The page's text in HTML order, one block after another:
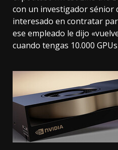
con un investigador sénior
interesado en contratar
ese empleado le dijo
cuando tengas 10.000